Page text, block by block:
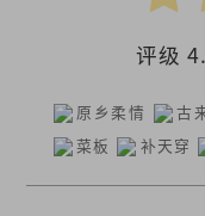
评级
原乡柔情 古
菜板
补天穿